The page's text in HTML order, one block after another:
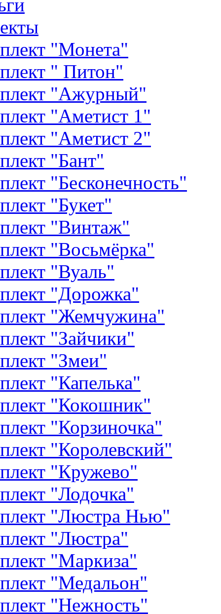
"Монета"
" Питон"
"Ажурный"
"Аметист 1"
"Аметист 2"
"Бант"
"Бесконечность"
"Букет"
"Винтаж"
"Восьмёрка"
"Вуаль"
"Дорожка"
"Жемчужина"
"Зайчики"
"Змеи"
"Капелька"
"Кокошник"
"Корзиночка"
"Королевский"
"Кружево"
"Лодочка"
"Люстра Нью"
"Люстра"
"Маркиза"
"Медальон"
"Нежность"